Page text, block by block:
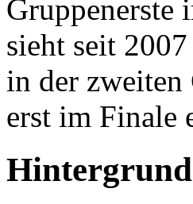
Gruppenerste
sieht seit
in der zweiten
erst im Finale
Hintergrund